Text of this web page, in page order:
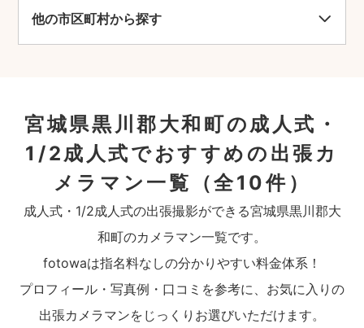
他の市区町村から探す
宮城県黒川郡大和町の成人式・
1/2成人式でおすすめの出張カ
メラマン一覧
（全10件）
成人式・1/2成人式の出張撮影ができる宮城県黒川郡大
和町のカメラマン一覧です。
fotowaは指名料なしの分かりやすい料金体系！
プロフィール・写真例・口コミを参考に、お気に入りの
出張カメラマンをじっくりお選びいただけます。